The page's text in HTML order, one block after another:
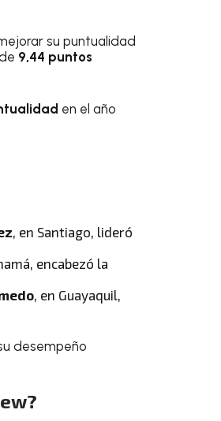
su puntualidad
9,44 puntos
en el año
, en Santiago, lideró
encabezó la
, en Guayaquil,
desempeño